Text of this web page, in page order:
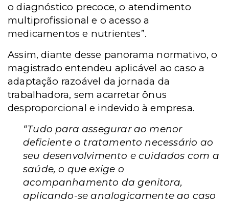
o diagnóstico precoce, o atendimento
multiprofissional e o acesso a
medicamentos e nutrientes”.
Assim, diante desse panorama normativo, o
magistrado entendeu aplicável ao caso a
adaptação razoável da jornada da
trabalhadora, sem acarretar ônus
desproporcional e indevido à empresa.
“Tudo para assegurar ao menor
deficiente o tratamento necessário ao
seu desenvolvimento e cuidados com a
saúde, o que exige o
acompanhamento da genitora,
aplicando-se analogicamente ao caso